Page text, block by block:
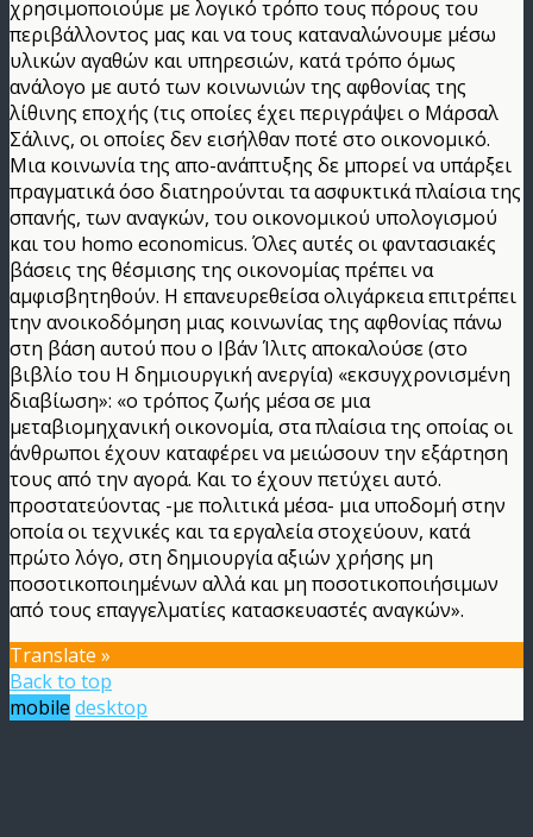
χρησιμοποιούμε με λογικό τρόπο τους πόρους του
περιβάλλοντος μας και να τους καταναλώνουμε μέσω
υλικών αγαθών και υπηρεσιών, κατά τρόπο όμως
ανάλογο με αυτό των κοινωνιών της αφθονίας της
λίθινης εποχής (τις οποίες έχει περιγράψει ο Μάρσαλ
Σάλινς, οι οποίες δεν εισήλθαν ποτέ στο οικονομικό.
Μια κοινωνία της απο-ανάπτυξης δε μπορεί να υπάρξει
πραγματικά όσο διατηρούνται τα ασφυκτικά πλαίσια της
σπανής, των αναγκών, του οικονομικού υπολογισμού
και του homo economicus. Όλες αυτές οι φαντασιακές
βάσεις της θέσμισης της οικονομίας πρέπει να
αμφισβητηθούν. Η επανευρεθείσα ολιγάρκεια επιτρέπει
την ανοικοδόμηση μιας κοινωνίας της αφθονίας πάνω
στη βάση αυτού που ο Ιβάν Ίλιτς αποκαλούσε (στο
βιβλίο του Η δημιουργική ανεργία) «εκσυγχρονισμένη
διαβίωση»: «ο τρόπος ζωής μέσα σε μια
μεταβιομηχανική οικονομία, στα πλαίσια της οποίας οι
άνθρωποι έχουν καταφέρει να μειώσουν την εξάρτηση
τους από την αγορά. Και το έχουν πετύχει αυτό.
προστατεύοντας -με πολιτικά μέσα- μια υποδομή στην
οποία οι τεχνικές και τα εργαλεία στοχεύουν, κατά
πρώτο λόγο, στη δημιουργία αξιών χρήσης μη
ποσοτικοποιημένων αλλά και μη ποσοτικοποιήσιμων
από τους επαγγελματίες κατασκευαστές αναγκών».
Translate »
Back to top
mobile desktop